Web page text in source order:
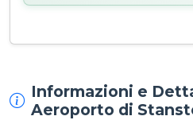
Informazioni e
Aeroporto di